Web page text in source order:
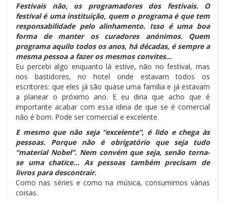
Festivais não, os programadores dos festivais. O
festival é uma instituição, quem o programa é que tem
responsabilidade pelo alinhamento. Isso é uma boa
forma de manter os curadores anónimos. Quem
programa aquilo todos os anos, há décadas, é sempre a
mesma pessoa a fazer os mesmos convites…
Eu percebi algo enquanto lá estive, não no festival, mas
nos bastidores, no hotel onde estavam todos os
escritores: que eles já são quase uma família e já estavam
a planear o próximo ano. E eu diria que acho que é
importante acabar com essa ideia de que se é comercial
não é bom. Pode ser comercial e excelente.
E mesmo que não seja “excelente”, é lido e chega às
pessoas. Porque não é obrigatório que seja tudo
“material Nobel”. Nem convém que seja, senão torna-
se uma chatice… As pessoas também precisam de
livros para descontrair.
Como nas séries e como na música, consumimos várias
coisas.